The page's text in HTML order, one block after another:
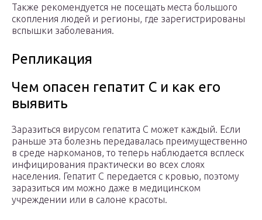
Также рекомендуется не посещать места большого
скопления людей и регионы, где зарегистрированы
вспышки заболевания.
Репликация
Чем опасен гепатит С и как его
выявить
Заразиться вирусом гепатита С может каждый. Если
раньше эта болезнь передавалась преимущественно
в среде наркоманов, то теперь наблюдается всплеск
инфицирования практически во всех слоях
населения. Гепатит С передается с кровью, поэтому
заразиться им можно даже в медицинском
учреждении или в салоне красоты.